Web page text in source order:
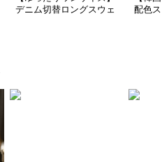
デニム切替ロングスウェ
配色